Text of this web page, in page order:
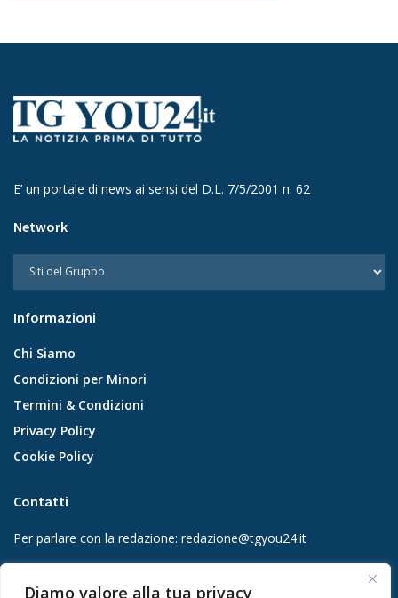
Diamo valore alla tua privacy
E’ un portale di news ai sensi del D.L. 7/5/2001 n. 62
Network
Informazioni
Chi Siamo
Condizioni per Minori
Termini & Condizioni
Privacy Policy
Cookie Policy
Contatti
Per parlare con la redazione: redazione@tgyou24.it